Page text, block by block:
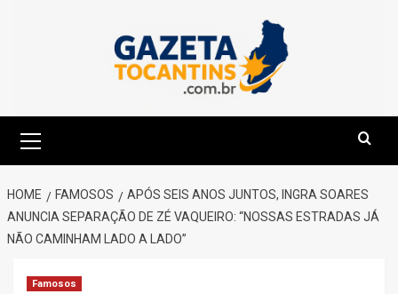
Menu
HOME FAMOSOS
APÓS SEIS ANOS JUNTOS, INGRA SOARES
ANUNCIA SEPARAÇÃO DE ZÉ VAQUEIRO: “NOSSAS ESTRADAS JÁ
NÃO CAMINHAM LADO A LADO”
Famosos